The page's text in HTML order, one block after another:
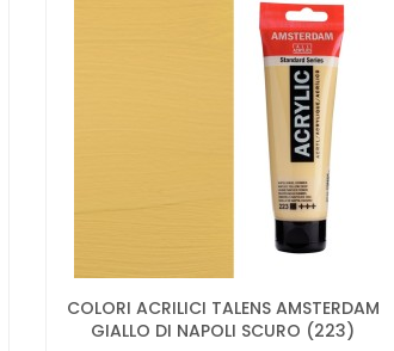
COLORI ACRILICI TALENS AMSTERDAM
GIALLO DI NAPOLI SCURO (223)